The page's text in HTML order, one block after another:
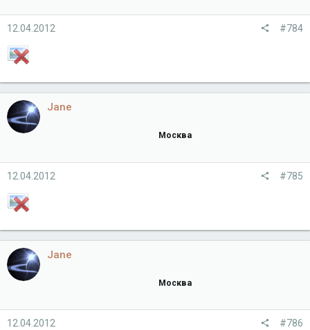
12.04.2012 #784
Jane
Москва
12.04.2012 #785
Jane
Москва
12.04.2012 #786